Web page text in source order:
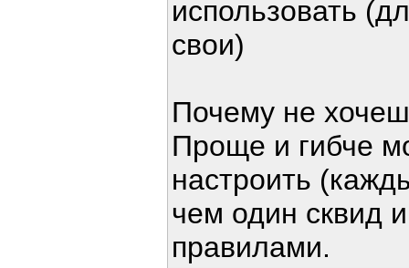
использовать
свои)
Почему не
Проще и гибче
настроить
чем один сквид
правилами.